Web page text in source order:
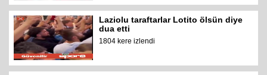
Laziolu taraftarlar Lotito ölsün diye
dua etti
1804 kere izlendi